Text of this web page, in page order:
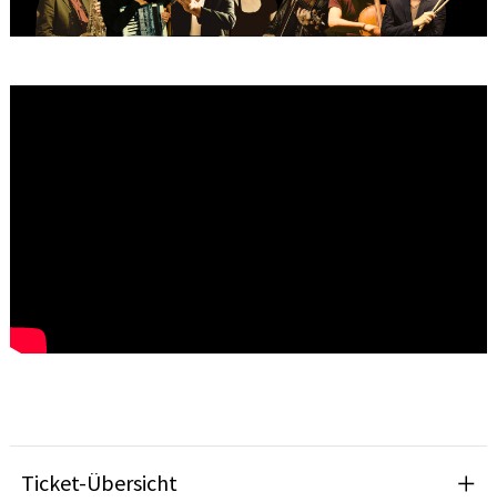
Ticket-Übersicht